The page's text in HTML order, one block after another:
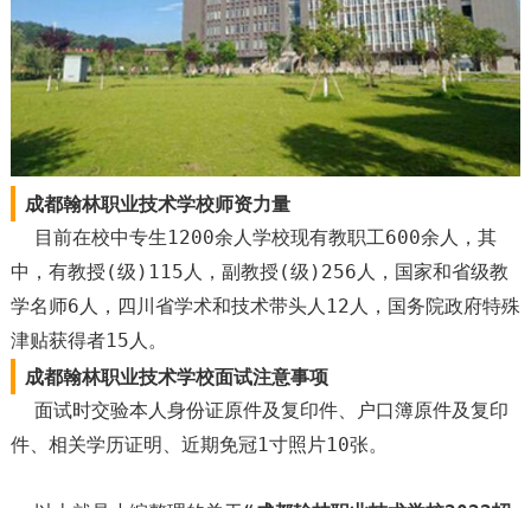
成都翰林职业技术学校师资力量
目前在校中专生1200余人学校现有教职工600余人，其
中，有教授(级)115人，副教授(级)256人，国家和省级教
学名师6人，四川省学术和技术带头人12人，国务院政府特殊
津贴获得者15人。
成都翰林职业技术学校面试注意事项
面试时交验本人身份证原件及复印件、户口簿原件及复印
件、相关学历证明、近期免冠1寸照片10张。